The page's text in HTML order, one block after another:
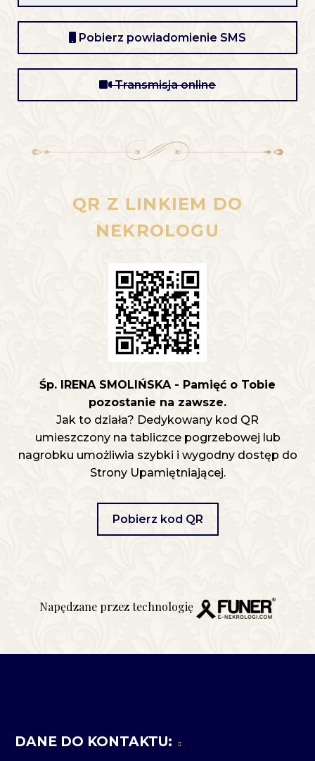
Pobierz powiadomienie SMS
Transmisja online
QR Z LINKIEM DO
NEKROLOGU
Śp. IRENA SMOLIŃSKA - Pamięć o Tobie
pozostanie na zawsze.
Jak to działa? Dedykowany kod QR
umieszczony na tabliczce pogrzebowej lub
nagrobku umożliwia szybki i wygodny dostęp do
Strony Upamiętniającej.
Pobierz kod QR
Napędzane przez technologię
DANE DO KONTAKTU: